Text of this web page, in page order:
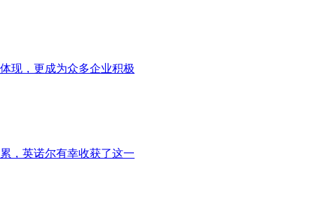
现，更成为众多企业积极
，英诺尔有幸收获了这一